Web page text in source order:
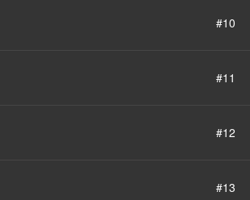
#10
#11
#12
#13